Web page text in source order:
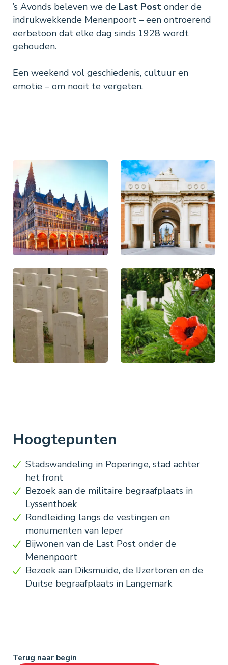
’s Avonds beleven we de Last Post onder de
indrukwekkende Menenpoort – een ontroerend
eerbetoon dat elke dag sinds 1928 wordt
gehouden.
Een weekend vol geschiedenis, cultuur en
emotie – om nooit te vergeten.
Hoogtepunten
Stadswandeling in Poperinge, stad achter
het front
Bezoek aan de militaire begraafplaats in
Lyssenthoek
Rondleiding langs de vestingen en
monumenten van Ieper
Bijwonen van de Last Post onder de
Menenpoort
Bezoek aan Diksmuide, de IJzertoren en de
Duitse begraafplaats in Langemark
Terug naar begin